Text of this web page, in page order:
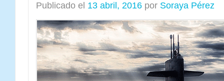
Publicado el 13 abril, 2016 por Soraya Pérez